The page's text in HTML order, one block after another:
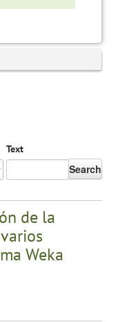
Text
Search
de la
Weka